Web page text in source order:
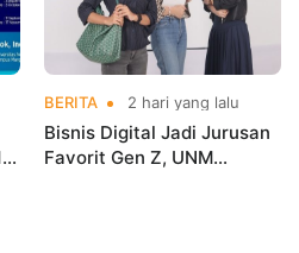
BERITA 2 hari yang lalu
Bisnis Digital Jadi Jurusan
Favorit Gen Z, UNM